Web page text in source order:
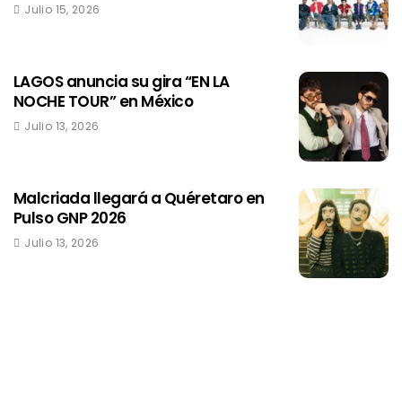
Julio 15, 2026
LAGOS anuncia su gira “EN LA
NOCHE TOUR” en México
Julio 13, 2026
Malcriada llegará a Quéretaro en
Pulso GNP 2026
Julio 13, 2026